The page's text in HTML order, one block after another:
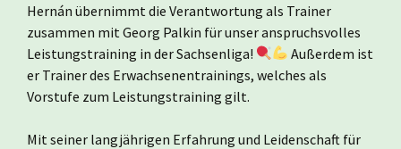
Hernán übernimmt die Verantwortung als Trainer
zusammen mit Georg Palkin für unser anspruchsvolles
Leistungstraining in der Sachsenliga!
Außerdem ist
er Trainer des Erwachsenentrainings, welches als
Vorstufe zum Leistungstraining gilt.
Mit seiner langjährigen Erfahrung und Leidenschaft für